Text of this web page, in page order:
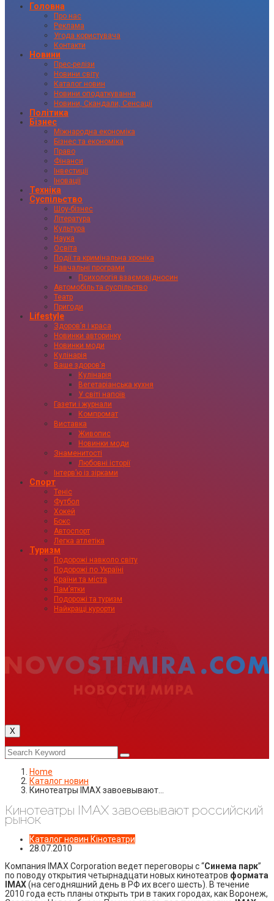
Головна
Про нас
Реклама
Угода користувача
Контакти
Новини
Прес-релізи
Новини світу
Каталог новин
Новини оподаткування
Новини, Скандали, Сенсації
Політика
Бізнес
Міжнародна економіка
Бізнес та економіка
Право
Фінанси
Інвестиції
Іновації
Техніка
Суспільство
Шоу-бізнес
Література
Культура
Наука
Освіта
Події та кримінальна хроніка
Навчальні програми
Психологія взаємовідносин
Автомобіль та суспільство
Театр
Пригоди
Lifestyle
Здоровʼя і краса
Новинки авторинку
Новинки моди
Кулінарія
Ваше здоровʼя
Кулінарія
Вегетаріанська кухня
У світі напоїв
Газети і журнали
Компромат
Виставка
Живопис
Новинки моди
Знаменитості
Любовні історії
Інтервʼю із зірками
Спорт
Теніс
Футбол
Хокей
Бокс
Автоспорт
Легка атлетіка
Туризм
Подорожі навколо світу
Подорожі по Україні
Країни та міста
Пам’ятки
Подорожі та туризм
Найкращі курорти
X
Home
Каталог новин
Кинотеатры IMAX завоевывают…
Кинотеатры IMAX завоевывают российский
рынок
Каталог новин Кінотеатри
28.07.2010
Компания IMAX Corporation ведет переговоры с “Синема парк”
по поводу открытия четырнадцати новых кинотеатров формата
IMAX(на сегодняшний день в РФ их всего шесть). В течение
2010 года есть планы открыть три в таких городах, как Воронеж,